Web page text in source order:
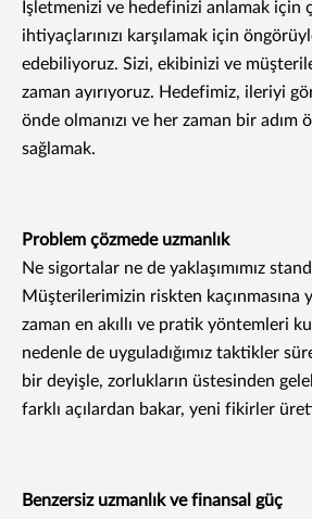
İşletmenizi ve hedefinizi anlamak için
ihtiyaçlarınızı karşılamak için
edebiliyoruz. Sizi, ekibinizi ve
zaman ayırıyoruz. Hedefimiz, ileriyi
önde olmanızı ve her zaman bir adım
sağlamak.
Problem çözmede uzmanlık
Ne sigortalar ne de yaklaşımımız
Müşterilerimizin riskten kaçınmasına
zaman en akıllı ve pratik yöntemleri
nedenle de uyguladığımız taktikler
bir deyişle, zorlukların üstesinden
farklı açılardan bakar, yeni fikirler
Benzersiz uzmanlık ve finansal güç